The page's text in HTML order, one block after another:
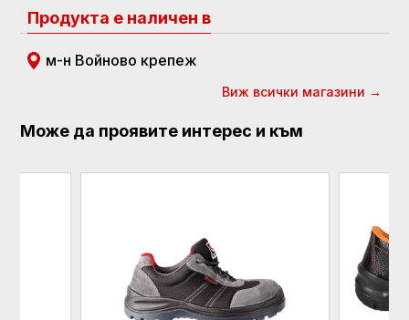
Продукта е наличен в
м-н Войново крепеж
Виж всички магазини →
Може да проявите интерес и към